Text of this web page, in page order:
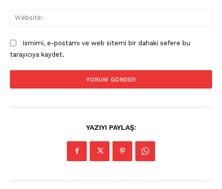
Ismimi, e-postamı ve web sitemi bir dahaki sefere bu
tarayıcıya kaydet.
YAZIYI PAYLAŞ: